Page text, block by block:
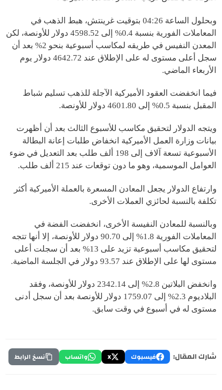
وبحلول الساعة 04:26 بتوقيت غرينتش، هبط الذهب في
المعاملات الفورية بنسبة 0.4% إلى 4598.52 دولار للأونصة، لكن
المعدن النفيس في طريقه لمكاسب أسبوعية بنحو 2% بعد أن
سجل أعلى مستوى له على الإطلاق عند 4642.72 دولار يوم
الأربعاء الماضي.
فيما انخفضت العقود الأميركية الآجلة للذهب تسليم شباط
المقبل بنسبة 0.5% إلى 4601.80 دولار للأونصة.
ويتجه الدولار لتحقيق مكاسب للأسبوع الثالث بعد أن أظهرت
بيانات وزارة العمل الأميركية انخفاض طلبات إعانة البطالة
الأسبوعية تسعة آلاف إلى 198 ألف طلب بعد التعديل في ضوء
العوامل الموسمية، وهو ما دون توقعات عند 215 ألف طلب.
وارتفاع الدولار يجعل المعادن المسعرة بالعملة الأميركية أكثر
تكلفة بالنسبة لحائزي العملات الأخرى.
وبالنسبة للمعادن النفيسة الأخرى، انخفضت الفضة في
المعاملات الفورية 1.8% إلى 90.70 دولار للأونصة، إلا أنها تتجه
لتحقيق مكاسب أسبوعية تزيد على 13% بعد أن سجلت أعلى
مستوى لها على الإطلاق عند 93.57 دولار في الجلسة الماضية.
وانخفض البلاتين 2.8% إلى 2342.14 دولار للأونصة، وفقد
البلاديوم 2.3% إلى 1759.07 دولار للأونصة بعد أن سجل أدنى
مستوى له في أسبوع في وقت سابق.
شارك المقال: فيسبوك X واتساب نسخ الرابط